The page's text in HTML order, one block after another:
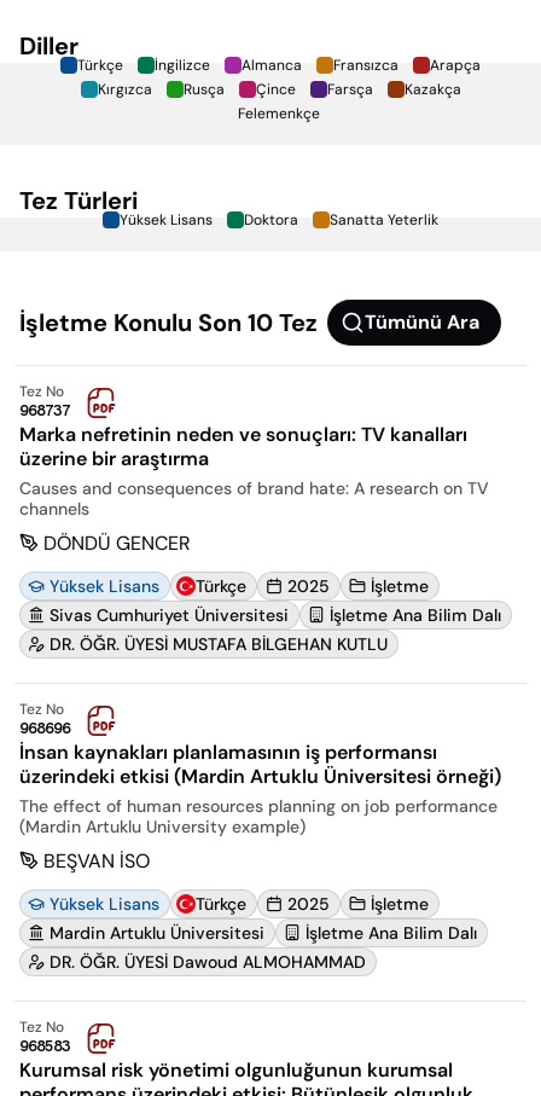
Diller
Türkçe İngilizce Almanca Fransızca
Arapça
Kırgızca
Rusça Çince Farsça
Kazakça
Felemenkçe
Tez Türleri
Yüksek Lisans Doktora Sanatta Yeterlik
İşletme Konulu Son 10 Tez Tümünü Ara
Tez No
968737
Marka nefretinin neden ve sonuçları: TV kanalları
üzerine bir araştırma
Causes and consequences of brand hate: A research on TV
channels
DÖNDÜ GENCER
Yüksek Lisans Türkçe 2025
İşletme
Sivas Cumhuriyet Üniversitesi
İşletme Ana Bilim Dalı
DR. ÖĞR. ÜYESİ MUSTAFA BİLGEHAN KUTLU
Tez No
968696
İnsan kaynakları planlamasının iş performansı
üzerindeki etkisi (Mardin Artuklu Üniversitesi örneği)
The effect of human resources planning on job performance
(Mardin Artuklu University example)
BEŞVAN İSO
Yüksek Lisans Türkçe 2025
İşletme
Mardin Artuklu Üniversitesi
İşletme Ana Bilim Dalı
DR. ÖĞR. ÜYESİ Dawoud ALMOHAMMAD
Tez No
968583
Kurumsal risk yönetimi olgunluğunun kurumsal